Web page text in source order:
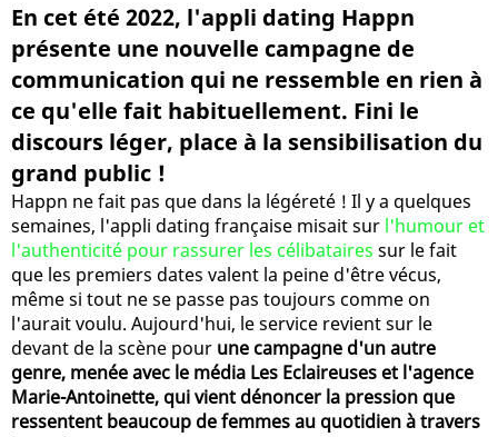
En cet été 2022, l'appli dating Happn
présente une nouvelle campagne de
communication qui ne ressemble en rien à
ce qu'elle fait habituellement. Fini le
discours léger, place à la sensibilisation du
grand public !
Happn ne fait pas que dans la légéreté ! Il y a quelques
semaines, l'appli dating française misait sur l'humour et
l'authenticité pour rassurer les célibataires sur le fait
que les premiers dates valent la peine d'être vécus,
même si tout ne se passe pas toujours comme on
l'aurait voulu. Aujourd'hui, le service revient sur le
devant de la scène pour une campagne d'un autre
genre, menée avec le média Les Eclaireuses et l'agence
Marie-Antoinette, qui vient dénoncer la pression que
ressentent beaucoup de femmes au quotidien à travers